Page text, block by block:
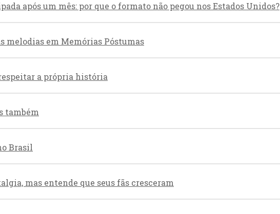
após um mês: por que o formato não pegou nos Estados Unidos?
melodias em Memórias Póstumas
a própria história
também
Brasil
mas entende que seus fãs cresceram